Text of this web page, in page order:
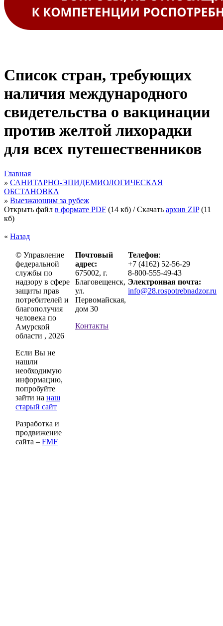
Список стран, требующих
наличия международного
свидетельства о вакцинации
против желтой лихорадки
для всех путешественников
Главная
» САНИТАРНО-ЭПИДЕМИОЛОГИЧЕСКАЯ
ОБСТАНОВКА
» Выезжающим за рубеж
Открыть файл в формате PDF (14 кб) / Скачать архив ZIP (11
кб)
« Назад
© Управление
федеральной
службы по
надзору в сфере
защиты прав
потребителей и
благополучия
человека по
Амурской
области , 2026
Если Вы не
нашли
необходимую
информацию,
попробуйте
зайти на наш
старый сайт
Разработка и
продвижение
сайта – FMF
Почтовый
адрес:
675002, г.
Благовещенск,
ул.
Первомайская,
дом 30
Контакты
Телефон:
+7 (4162) 52-56-29
8-800-555-49-43
Электронная почта:
info@28.rospotrebnadzor.ru